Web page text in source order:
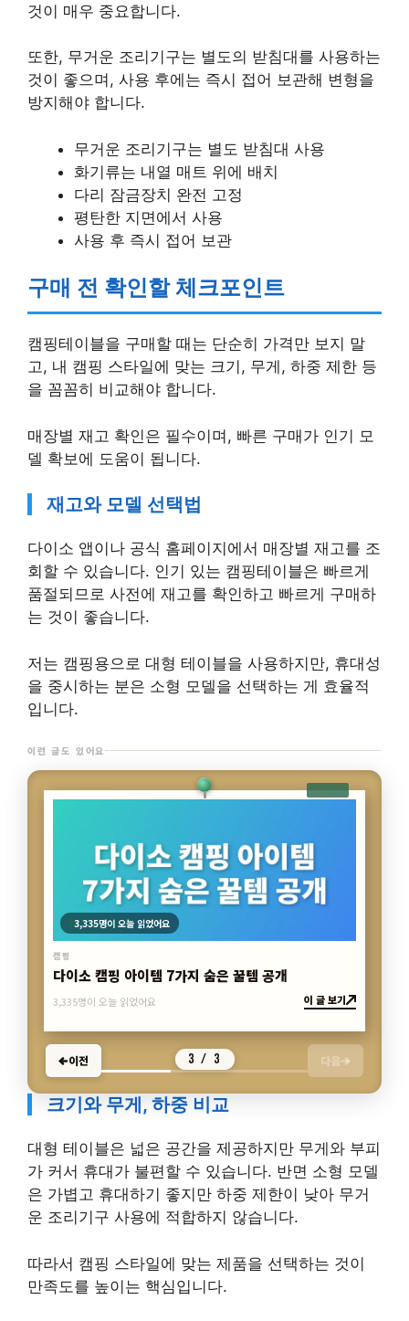
것이 매우 중요합니다.
또한, 무거운 조리기구는 별도의 받침대를 사용하는
것이 좋으며, 사용 후에는 즉시 접어 보관해 변형을
방지해야 합니다.
무거운 조리기구는 별도 받침대 사용
화기류는 내열 매트 위에 배치
다리 잠금장치 완전 고정
평탄한 지면에서 사용
사용 후 즉시 접어 보관
구매 전 확인할 체크포인트
캠핑테이블을 구매할 때는 단순히 가격만 보지 말
고, 내 캠핑 스타일에 맞는 크기, 무게, 하중 제한 등
을 꼼꼼히 비교해야 합니다.
매장별 재고 확인은 필수이며, 빠른 구매가 인기 모
델 확보에 도움이 됩니다.
재고와 모델 선택법
다이소 앱이나 공식 홈페이지에서 매장별 재고를 조
회할 수 있습니다. 인기 있는 캠핑테이블은 빠르게
품절되므로 사전에 재고를 확인하고 빠르게 구매하
는 것이 좋습니다.
저는 캠핑용으로 대형 테이블을 사용하지만, 휴대성
을 중시하는 분은 소형 모델을 선택하는 게 효율적
입니다.
이런 글도 있어요
3,335명이 오늘 읽었어요
캠핑
다이소 캠핑 아이템 7가지 숨은 꿀템 공개
3,335명이 오늘 읽었어요 이 글 보기
이전 3 / 3 다음
크기와 무게, 하중 비교
대형 테이블은 넓은 공간을 제공하지만 무게와 부피
가 커서 휴대가 불편할 수 있습니다. 반면 소형 모델
은 가볍고 휴대하기 좋지만 하중 제한이 낮아 무거
운 조리기구 사용에 적합하지 않습니다.
따라서 캠핑 스타일에 맞는 제품을 선택하는 것이
만족도를 높이는 핵심입니다.